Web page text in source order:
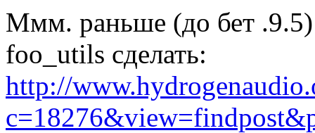
Ммм. раньше (до бет
foo_utils сделать:
http://